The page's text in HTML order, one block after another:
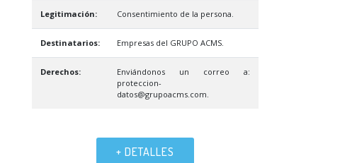
Legitimación: Consentimiento de la persona.
Destinatarios: Empresas del GRUPO ACMS.
Derechos:
Enviándonos un correo a:
proteccion-
datos@grupoacms.com.
+ DETALLES